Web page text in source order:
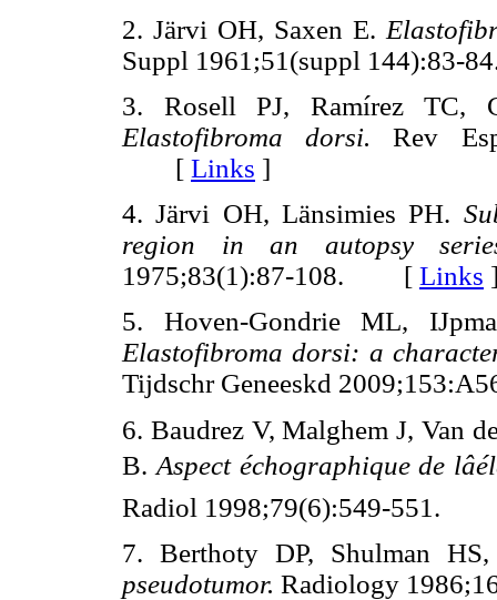
2. Järvi OH, Saxen E.
Suppl 1961;51(suppl
3. Rosell PJ, Ramírez TC,
Elastofibroma dorsi. Rev
[ Links ]
4. Järvi OH, Länsimies PH.
region in an autopsy
1975;83(1):87-108. [ Links
5. Hoven-Gondrie ML,
Elastofibroma dorsi: a
Tijdschr Geneeskd
6. Baudrez V, Malghem J, Van
B. Aspect échographique de
Radiol 1998;79(6):549-
7. Berthoty DP, Shulman
pseudotumor. Radiology